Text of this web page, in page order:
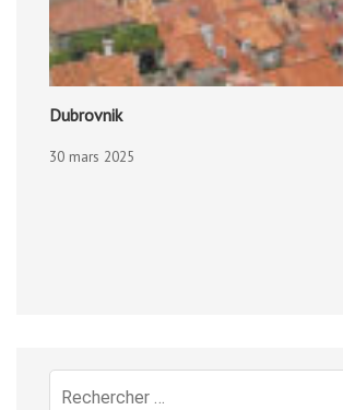
Dubrovnik
30 mars 2025
Recherche